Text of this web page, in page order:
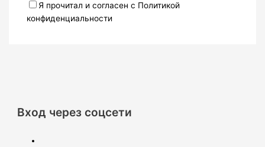
Я прочитал и согласен с Политикой
конфиденциальности
Вход через соцсети